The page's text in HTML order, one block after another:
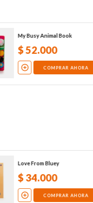
My Busy Animal Book
$52.000
COMPRAR AHORA
Love From Bluey
$34.000
COMPRAR AHORA